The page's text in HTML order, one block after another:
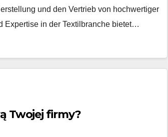
und den Vertrieb von hochwertiger
Expertise in der Textilbranche bietet…
Twojej firmy?